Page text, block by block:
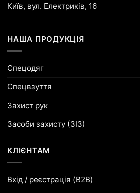
Київ, вул. Електриків, 16
НАША ПРОДУКЦІЯ
Спецодяг
Спецвзуття
Захист рук
Засоби захисту (ЗІЗ)
КЛІЄНТАМ
Вхід / реєстрація (B2B)